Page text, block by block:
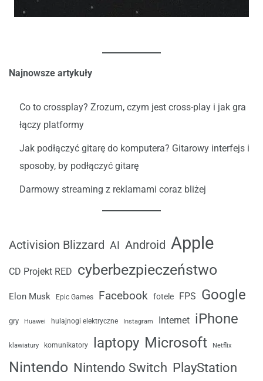
Najnowsze artykuły
Co to crossplay? Zrozum, czym jest cross-play i jak gra
łączy platformy
Jak podłączyć gitarę do komputera? Gitarowy interfejs i
sposoby, by podłączyć gitarę
Darmowy streaming z reklamami coraz bliżej
Activision Blizzard AI Android Apple
CD Projekt RED cyberbezpieczeństwo
Elon Musk Epic Games Facebook fotele FPS Google
gry Huawei hulajnogi elektryczne Instagram Internet iPhone
klawiatury komunikatory laptopy Microsoft Netflix
Nintendo Nintendo Switch PlayStation